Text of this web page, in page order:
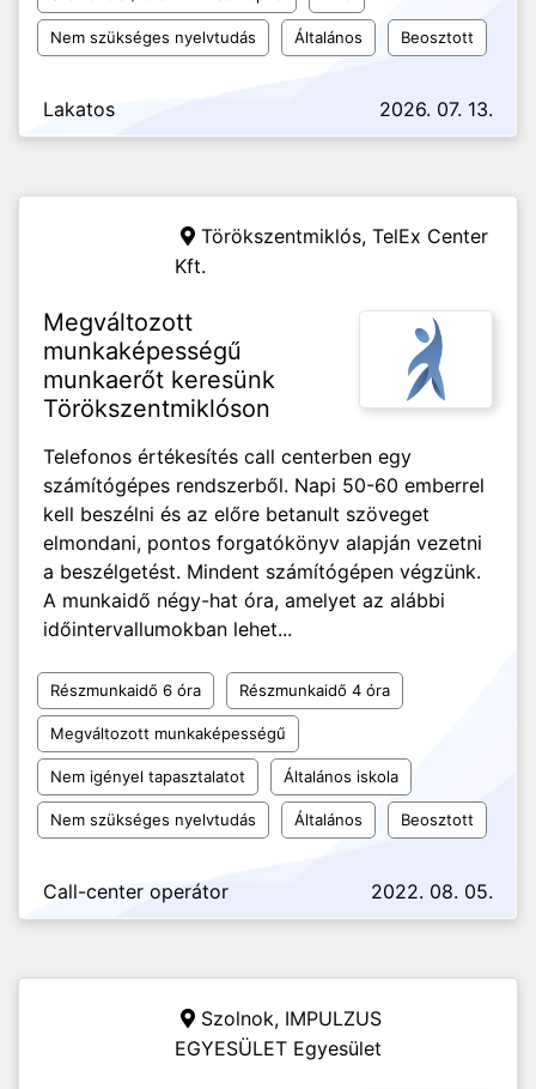
Nem szükséges nyelvtudás Általános Beosztott
Lakatos 2026. 07. 13.
Törökszentmiklós, TelEx Center
Kft.
Megváltozott
munkaképességű
munkaerőt keresünk
Törökszentmiklóson
Telefonos értékesítés call centerben egy
számítógépes rendszerből. Napi 50-60 emberrel
kell beszélni és az előre betanult szöveget
elmondani, pontos forgatókönyv alapján vezetni
a beszélgetést. Mindent számítógépen végzünk.
A munkaidő négy-hat óra, amelyet az alábbi
időintervallumokban lehet...
Részmunkaidő 6 óra Részmunkaidő 4 óra
Megváltozott munkaképességű
Nem igényel tapasztalatot Általános iskola
Nem szükséges nyelvtudás Általános Beosztott
Call-center operátor 2022. 08. 05.
Szolnok, IMPULZUS
EGYESÜLET Egyesület